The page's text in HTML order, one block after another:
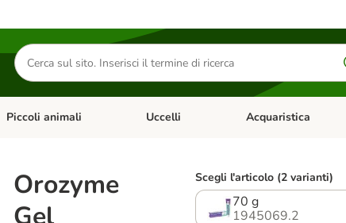
Cerca
prodotti
Apri Menu Categoria: Diete e antiparassitari
Piccoli animali Apri Menu Categoria: Piccoli animali
Uccelli Apri Menu Categoria:
Acquaristica
Orozyme
Scegli l'articolo (2 varianti)
70 g
1945069.2